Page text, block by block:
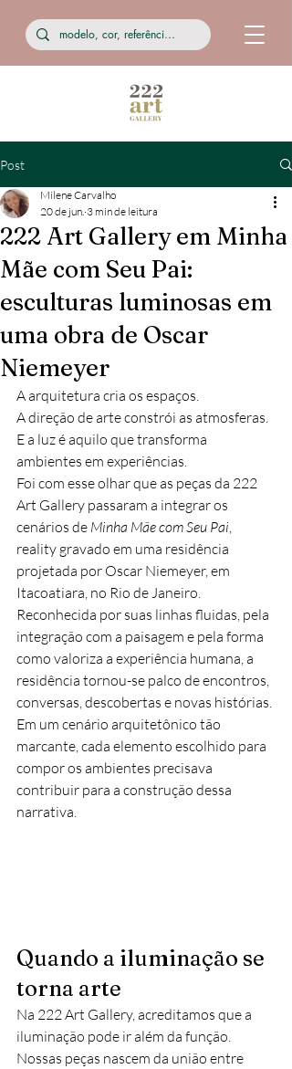
Post
222 Art Gallery em Minha
Mãe com Seu Pai:
esculturas luminosas em
uma obra de Oscar
Niemeyer
Milene Carvalho
20 de jun. 3 min de leitura
A arquitetura cria os espaços.
A direção de arte constrói as atmosferas.
E a luz é aquilo que transforma
ambientes em experiências.
Foi com esse olhar que as peças da 222
Art Gallery passaram a integrar os
cenários de Minha Mãe com Seu Pai,
reality gravado em uma residência
projetada por Oscar Niemeyer, em
Itacoatiara, no Rio de Janeiro.
Reconhecida por suas linhas fluidas, pela
integração com a paisagem e pela forma
como valoriza a experiência humana, a
residência tornou-se palco de encontros,
conversas, descobertas e novas histórias.
Em um cenário arquitetônico tão
marcante, cada elemento escolhido para
compor os ambientes precisava
contribuir para a construção dessa
narrativa.
Quando a iluminação se
torna arte
Na 222 Art Gallery, acreditamos que a
iluminação pode ir além da função.
Nossas peças nascem da união entre